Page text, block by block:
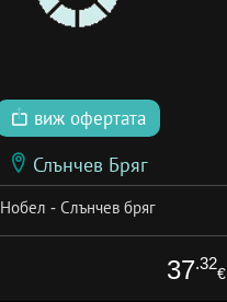
виж офертата
Слънчев Бряг
Нобел - Слънчев бряг
37.32
€